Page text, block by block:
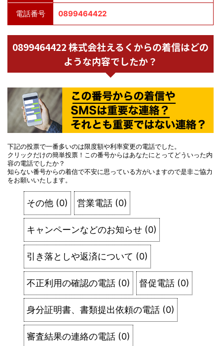
電話番号 0899464422
0899464422 株式会社えるくからの着信はどの
ような内容でしたか？
下記の投票で一番多いのは限度額や利率変更の電話でした。
クリックだけの簡単投票！この番号からはあなたにとってどういった内
容の電話でしたか？
知らない番号からの着信で不安に思っている方がいますので是非ご協力
をお願いいたします。
その他 (0) 営業電話 (0)
キャンペーンなどのお知らせ (0)
引き落としや返済について (0)
不正利用の確認の電話 (0) 督促電話 (0)
身分証明書、書類提出依頼の電話 (0)
審査結果の連絡の電話 (0)